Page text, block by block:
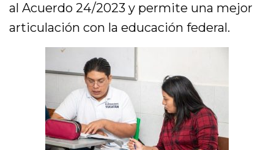
al Acuerdo 24/2023 y permite una mejor
articulación con la educación federal.